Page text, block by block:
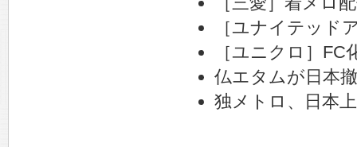
［ユナイテッド
［ユニクロ］FC
仏エタムが日本
独メトロ、日本